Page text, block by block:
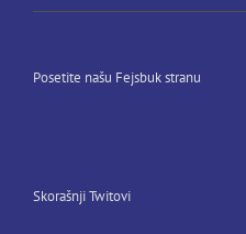
Posetite našu Fejsbuk stranu
Skorašnji Twitovi